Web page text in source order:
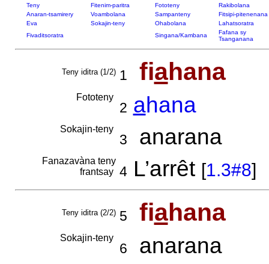
Teny Fitenim-paritra Fototeny
Rakibolana
Anaran-tsamirery
Voambolana Sampanteny
Fitsipi-pitenenana
Eva
Sokajin-teny Ohabolana
Lahatsoratra
Fivaditsoratra
Singana/Kambana
Fafana sy
Tsanganana
Teny iditra (1/2) 1 fiahana
Fototeny
2 ahana
Sokajin-teny
3 anarana
Fanazavàna teny
frantsay 4L’arrêt [1.3#8]
Teny iditra (2/2) 5 fiahana
Sokajin-teny
6 anarana